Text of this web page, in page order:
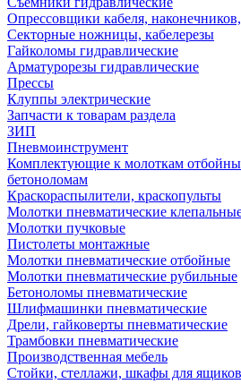
Опрессовщики кабеля,
Секторные ножницы, кабелерезы
Гайколомы гидравлические
Арматурорезы гидравлические
Прессы
Клуппы электрические
Запчасти к товарам раздела
ЗИП
Пневмоинструмент
Комплектующие к молоткам
бетоноломам
Краскораспылители, краскопульты
Молотки пневматические
Молотки пучковые
Пистолеты монтажные
Молотки пневматические отбойные
Молотки пневматические рубильные
Бетоноломы пневматические
Шлифмашинки пневматические
Дрели, гайковерты пневматические
Трамбовки пневматические
Производственная мебель
Стойки, стеллажи, шкафы для ящиков